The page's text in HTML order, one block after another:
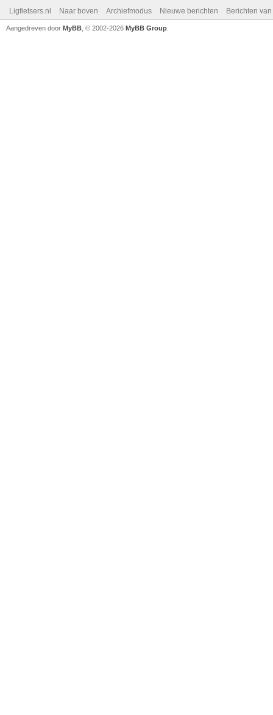
Ligfietsers.nl Naar boven Archiefmodus Nieuwe berichten Berichten
Aangedreven door MyBB , © 2002-2026 MyBB Group